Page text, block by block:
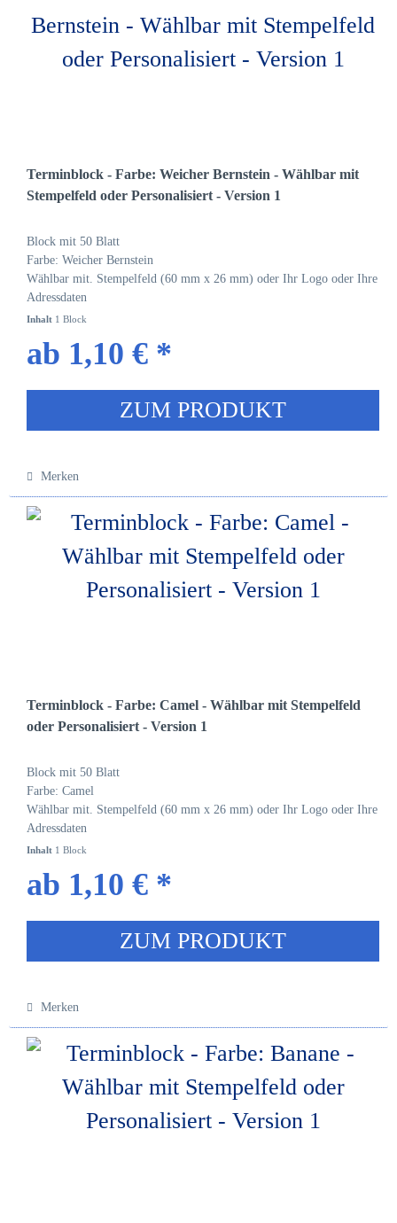
Terminblock - Farbe: Weicher Bernstein - Wählbar mit
Stempelfeld oder Personalisiert - Version 1
Block mit 50 Blatt
Farbe: Weicher Bernstein
Wählbar mit. Stempelfeld (60 mm x 26 mm) oder Ihr Logo oder Ihre
Adressdaten
Inhalt 1 Block
ab 1,10 € *
ZUM PRODUKT
Merken
Terminblock - Farbe: Camel - Wählbar mit Stempelfeld
oder Personalisiert - Version 1
Block mit 50 Blatt
Farbe: Camel
Wählbar mit. Stempelfeld (60 mm x 26 mm) oder Ihr Logo oder Ihre
Adressdaten
Inhalt 1 Block
ab 1,10 € *
ZUM PRODUKT
Merken